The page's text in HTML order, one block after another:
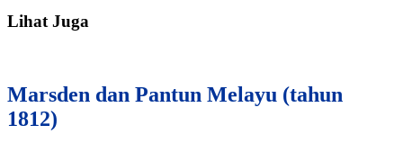
Lihat Juga
Marsden dan Pantun Melayu (tahun
1812)